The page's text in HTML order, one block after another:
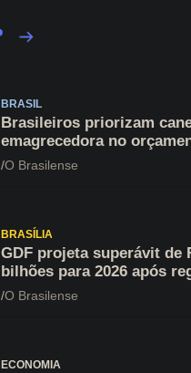
BRASIL
Brasileiros priorizam
emagrecedora no
mesmo em situação de
O Brasilense
BRASÍLIA
GDF projeta superávit de
bilhões para 2026 após
recuo no déficit
O Brasilense
ECONOMIA